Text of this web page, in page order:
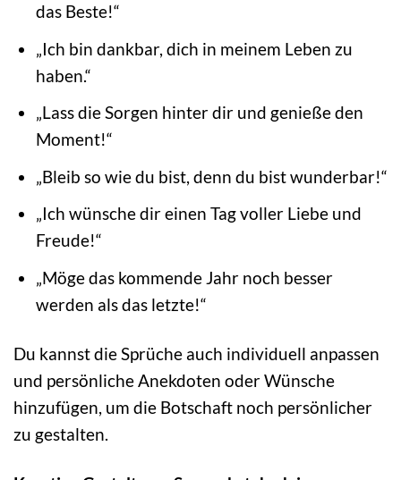
das Beste!“
„Ich bin dankbar, dich in meinem Leben zu
haben.“
„Lass die Sorgen hinter dir und genieße den
Moment!“
„Bleib so wie du bist, denn du bist wunderbar!“
„Ich wünsche dir einen Tag voller Liebe und
Freude!“
„Möge das kommende Jahr noch besser
werden als das letzte!“
Du kannst die Sprüche auch individuell anpassen
und persönliche Anekdoten oder Wünsche
hinzufügen, um die Botschaft noch persönlicher
zu gestalten.